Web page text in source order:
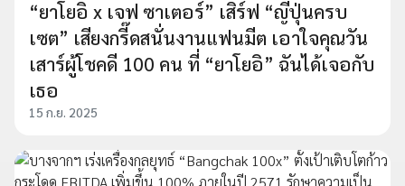
“ยาโยอิ x เจฟ ซาเตอร์” เสิร์ฟ “ญี่ปุ่นครบ
เซต” เสียงกรี๊ดสนั่นงานแฟนมีต เอาใจคุณวัน
เสาร์ผู้โชคดี 100 คน ที่ “ยาโยอิ” ฉันได้เจอกับ
เธอ
15 ก.ย. 2025